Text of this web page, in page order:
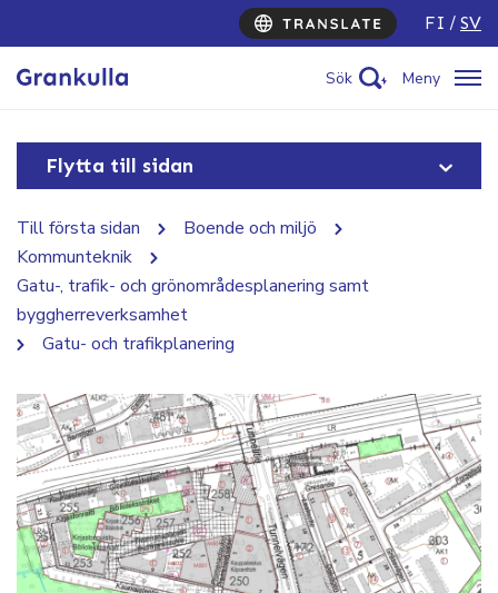
FI SV
Sök Meny
Flytta till sidan
Till första sidan
Boende och miljö
Kommunteknik
Gatu-, trafik- och grönområdesplanering samt
byggherreverksamhet
Gatu- och trafikplanering